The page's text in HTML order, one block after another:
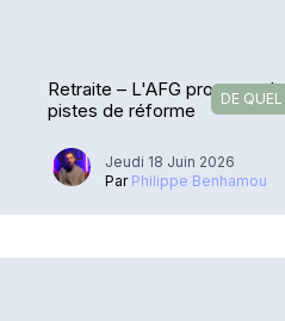
DE
Retraite – L'AFG propose
pistes de réforme
Jeudi 18 Juin 2026
Par Philippe Benhamou